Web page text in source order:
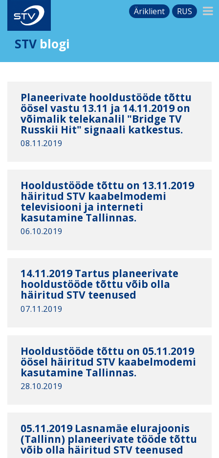
Äriklient RUS
STV blogi
Planeerivate hooldustööde tõttu
öösel vastu 13.11 ja 14.11.2019 on
võimalik telekanalil "Bridge TV
Russkii Hit" signaali katkestus.
08.11.2019
Hooldustööde tõttu on 13.11.2019
häiritud STV kaabelmodemi
televisiooni ja interneti
kasutamine Tallinnas.
06.10.2019
14.11.2019 Tartus planeerivate
hooldustööde tõttu võib olla
häiritud STV teenused
07.11.2019
Hooldustööde tõttu on 05.11.2019
öösel häiritud STV kaabelmodemi
kasutamine Tallinnas.
28.10.2019
05.11.2019 Lasnamäe elurajoonis
(Tallinn) planeerivate tööde tõttu
võib olla häiritud STV teenused